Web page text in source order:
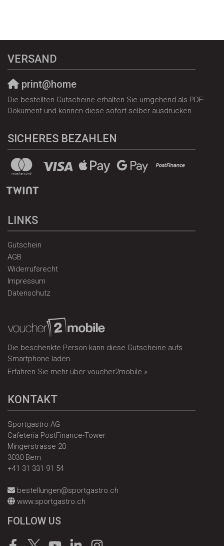
VERSAND
print@home
Die bestellten Gutscheine erhalten Sie umgehend als PDF-
Dokument und können diese sofort selber ausdrucken.
SICHERES BEZAHLEN
LINKS
Gutschein
AGB
Widerrufsrecht
Impressum
Datenschutz
Die beschenkte Person kann diese Gutscheine aufs
Smartphone laden.
Erfahren Sie mehr über voucher2mobile »
KONTAKT
Sportgastro AG
Cafeteria PostFinance-Tower
Mingerstrasse 20
3030 Bern
+41 31 331 91 54
bestellungen@sportgastro.ch
www.sportgastro.ch
FOLLOW US